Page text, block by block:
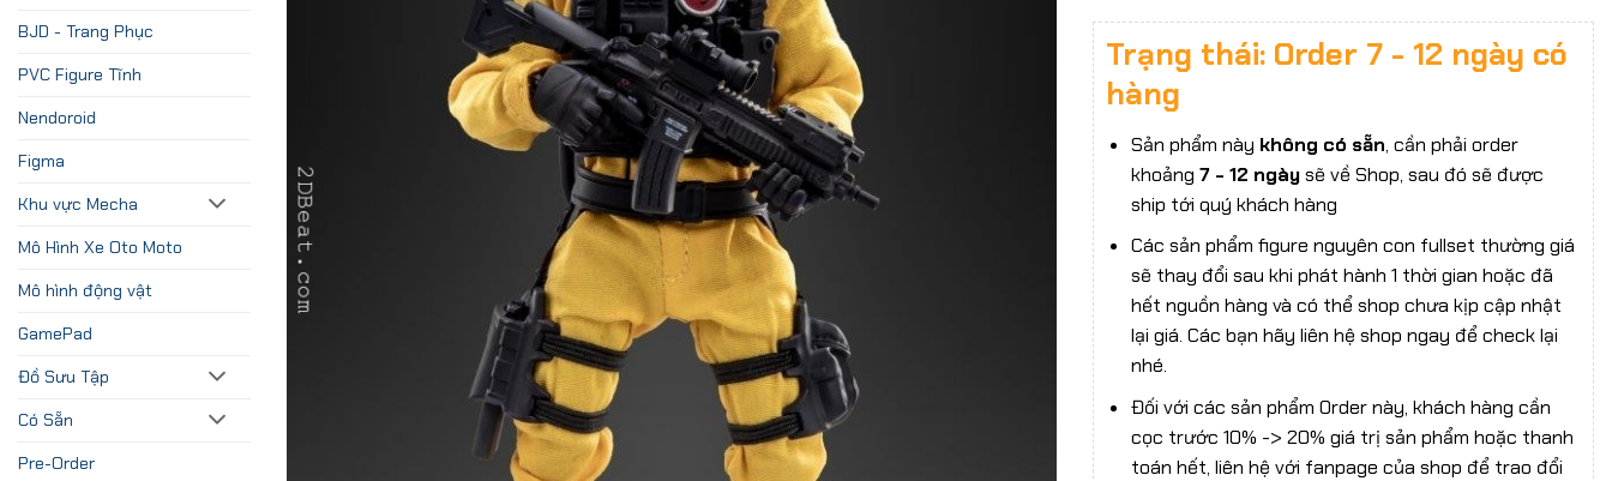
BJD - Trang Phục
PVC Figure Tĩnh
Nendoroid
Figma
Khu vực Mecha
Mô Hình Xe Oto Moto
Mô hình động vật
GamePad
Đồ Sưu Tập
Có Sẵn
Pre-Order
Trạng thái: Order 7 - 12 ngày có
hàng
Sản phẩm này không có sẵn, cần phải order
khoảng 7 - 12 ngàysẽ về Shop, sau đó sẽ được
ship tới quý khách hàng
Các sản phẩm figure nguyên con fullset thường giá
sẽ thay đổi sau khi phát hành 1 thời gian hoặc đã
hết nguồn hàng và có thể shop chưa kịp cập nhật
lại giá. Các bạn hãy liên hệ shop ngay để check lại
nhé.
Đối với các sản phẩm Order này, khách hàng cần
cọc trước 10% -> 20% giá trị sản phẩm hoặc thanh
toán hết, liên hệ với fanpage của shop để trao đổi